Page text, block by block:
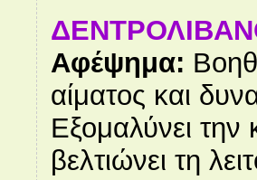
Αφέψημα:
αίματος και
Εξομαλύνει την
βελτιώνει τη